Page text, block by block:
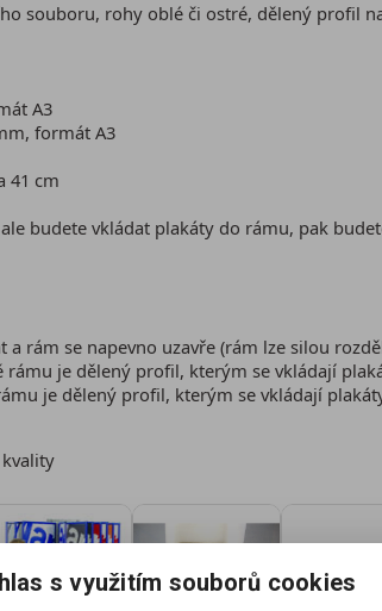
souboru, rohy oblé či ostré, dělený profil
A3
formát A3
41 cm
budete vkládat plakáty do rámu, pak
a rám se napevno uzavře (rám lze silou
rámu je dělený profil, kterým se vkládají
je dělený profil, kterým se vkládají
s využitím souborů cookies